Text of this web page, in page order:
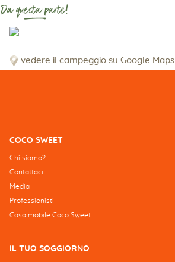
Da questa parte!
vedere il campeggio su Google Maps
COCO SWEET
Chi siamo?
Contattaci
Media
Professionisti
Casa mobile Coco Sweet
IL TUO SOGGIORNO